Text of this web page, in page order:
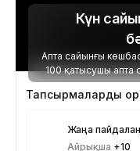
Күн
Апта сайынғы
100 қатысушы
Жаңа
Айрықша +10